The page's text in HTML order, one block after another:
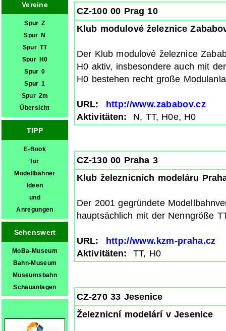
Vereine
Spur Z
Spur N
Spur TT
Spur H0
Spur 0
Spur 1
Spur 2m
Übersicht
TIPP
E-Book
für
Modellbahner
Ideen
und
Anregungen
Sehenswert
MoBa-Museum
Bahn-Museum
Museumsbahn
Schauanlagen
CZ-100 00 Prag 10
Klub modulové železnice
Der Klub modulové železnice
H0 aktiv, insbesondere auch mit
H0 bestehen recht große
URL:
http://www.zababov.cz
Aktivitäten:
N, TT, H0e, H0
CZ-130 00 Praha 3
Klub železnicních modeláru
Der 2001 gegründete
hauptsächlich mit der Nenngröße
URL:
http://www.kzm-praha.cz
Aktivitäten:
TT, H0
CZ-270 33 Jesenice
Železnicní modelárí v Jesenice